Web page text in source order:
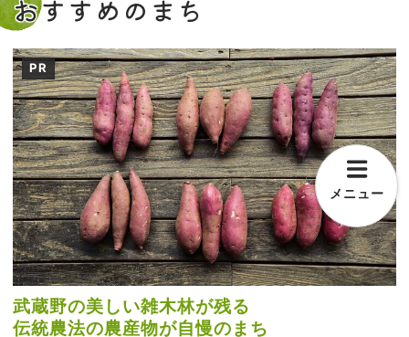
おすすめのまち
PR
武蔵野の美しい雑木林が残る
伝統農法の農産物が自慢のまち
メニュー